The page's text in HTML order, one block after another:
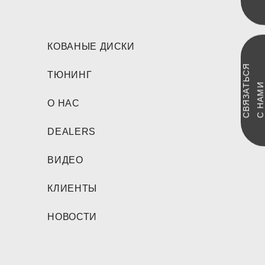
С
В
Я
З
А Т
Ь
С
Я
С
Н
А
М И
КОВАНЫЕ ДИСКИ
ТЮНИНГ
О НАС
DEALERS
ВИДЕО
КЛИЕНТЫ
НОВОСТИ